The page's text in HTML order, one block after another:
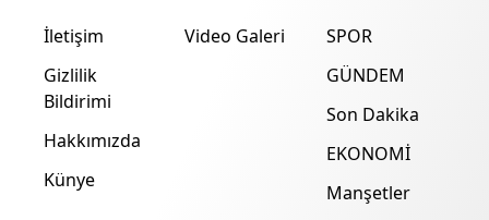
İletişim
Gizlilik
Bildirimi
Hakkımızda
Künye
Video Galeri
SPOR
GÜNDEM
Son Dakika
EKONOMİ
Manşetler